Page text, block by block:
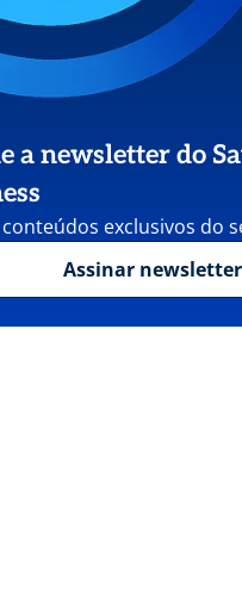
a newsletter do
conteúdos exclusivos do
Assinar newsletter